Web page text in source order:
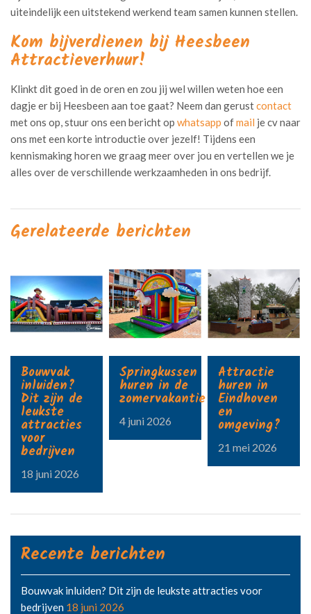
uiteindelijk een uitstekend werkend team samen kunnen stellen.
Kom bijverdienen bij Heesbeen
Attractieverhuur!
Klinkt dit goed in de oren en zou jij wel willen weten hoe een
dagje er bij Heesbeen aan toe gaat? Neem dan gerustcontact
met ons op, stuur ons een bericht op whatsapp ofmail je cv naar
ons met een korte introductie over jezelf! Tijdens een
kennismaking horen we graag meer over jou en vertellen we je
alles over de verschillende werkzaamheden in ons bedrijf.
Gerelateerde berichten
Bouwvak
inluiden?
Dit zijn de
leukste
attracties
voor
bedrijven
18 juni 2026
Springkussen
huren in de
zomervakantie?
4 juni 2026
Attractie
huren in
Eindhoven
en
omgeving?
21 mei 2026
Recente berichten
Bouwvak inluiden? Dit zijn de leukste attracties voor
bedrijven 18 juni 2026